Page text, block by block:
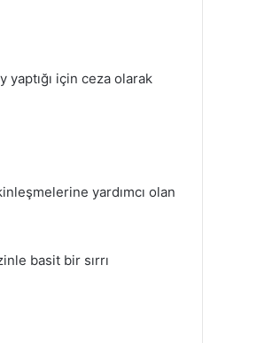
için ceza olarak
yardımcı olan
basit bir sırrı